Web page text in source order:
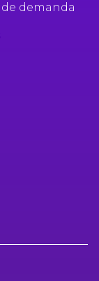
demanda